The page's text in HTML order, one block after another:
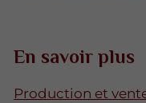
En savoir plus
Production et